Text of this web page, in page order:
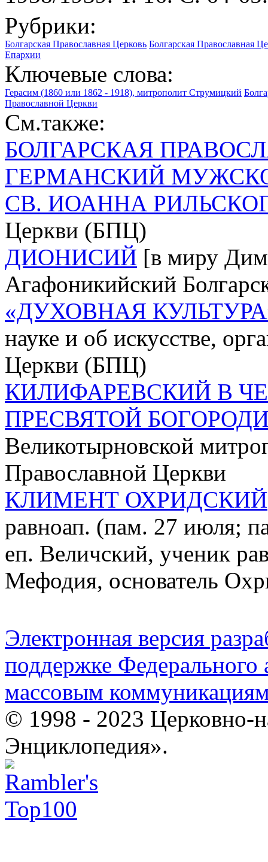
Рубрики:
Болгарская Православная Церковь Болгарская Православная
Епархии
Ключевые слова:
Герасим (1860 или 1862 - 1918), митрополит Струмицкий
Православной Церкви
См.также:
БОЛГАРСКАЯ
ГЕРМАНСКИЙ
СВ. ИОАННА
Церкви (БПЦ)
ДИОНИСИЙ [в миру
Агафоникийский
«ДУХОВНАЯ
науке и об искусстве,
Церкви (БПЦ)
КИЛИФАРЕВСКИЙ В
ПРЕСВЯТОЙ
Великотырновской
Православной Церкви
КЛИМЕНТ ОХРИДСКИЙ
равноап. (пам. 27 июля;
еп. Величский, ученик
Мефодия, основатель
Электронная версия
поддержке Федерального
массовым
© 1998 - 2023 Церковно-
Энциклопедия».